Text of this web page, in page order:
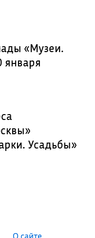
«Музеи.
января
Усадьбы»
О сайте